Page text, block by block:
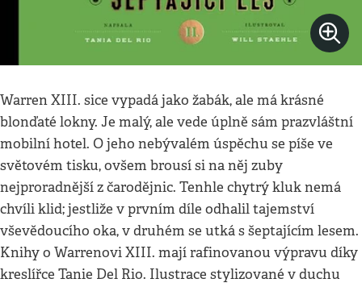
Warren XIII. sice vypadá jako žabák, ale má krásné
blonďaté lokny. Je malý, ale vede úplně sám prazvláštní
mobilní hotel. O jeho nebývalém úspěchu se píše ve
světovém tisku, ovšem brousí si na něj zuby
nejproradnější z čarodějnic. Tenhle chytrý kluk nemá
chvíli klid; jestliže v prvním díle odhalil tajemství
vševědoucího oka, v druhém se utká s šeptajícím lesem.
Knihy o Warrenovi XIII. mají rafinovanou výpravu díky
kreslířce Tanie Del Rio. Ilustrace stylizované v duchu